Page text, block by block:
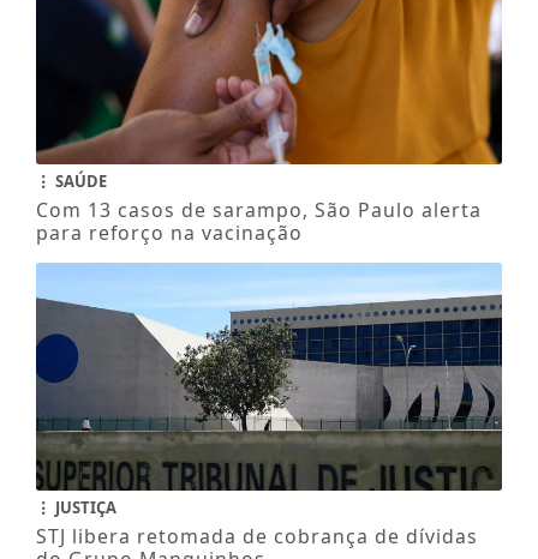
SAÚDE
Com 13 casos de sarampo, São Paulo alerta
para reforço na vacinação
JUSTIÇA
STJ libera retomada de cobrança de dívidas